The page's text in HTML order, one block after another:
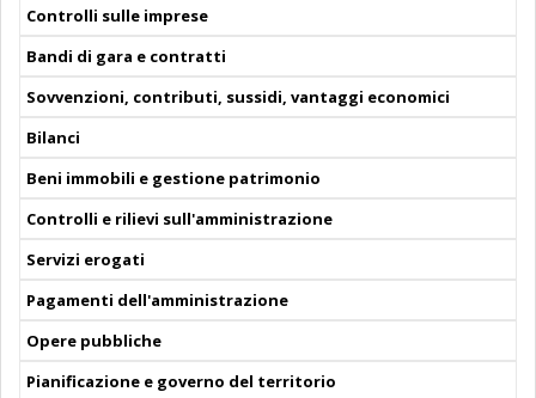
Controlli sulle imprese
Bandi di gara e contratti
Sovvenzioni, contributi, sussidi, vantaggi economici
Bilanci
Beni immobili e gestione patrimonio
Controlli e rilievi sull'amministrazione
Servizi erogati
Pagamenti dell'amministrazione
Opere pubbliche
Pianificazione e governo del territorio